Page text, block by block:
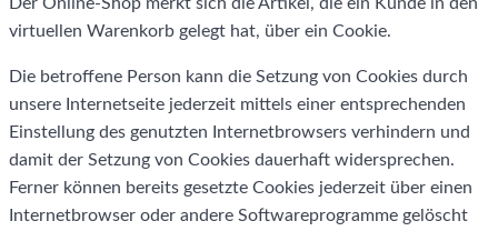
virtuellen Warenkorb gelegt hat, über ein Cookie.
Die betroffene Person kann die Setzung von Cookies durch
unsere Internetseite jederzeit mittels einer entsprechenden
Einstellung des genutzten Internetbrowsers verhindern und
damit der Setzung von Cookies dauerhaft widersprechen.
Ferner können bereits gesetzte Cookies jederzeit über einen
Internetbrowser oder andere Softwareprogramme gelöscht